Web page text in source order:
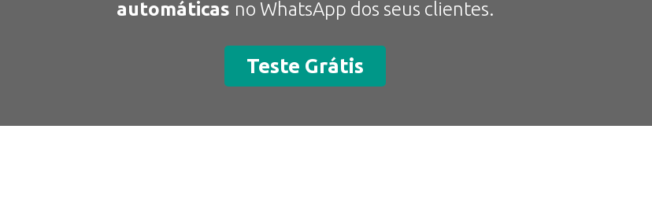
automáticas no WhatsApp dos seus clientes.
Teste Grátis